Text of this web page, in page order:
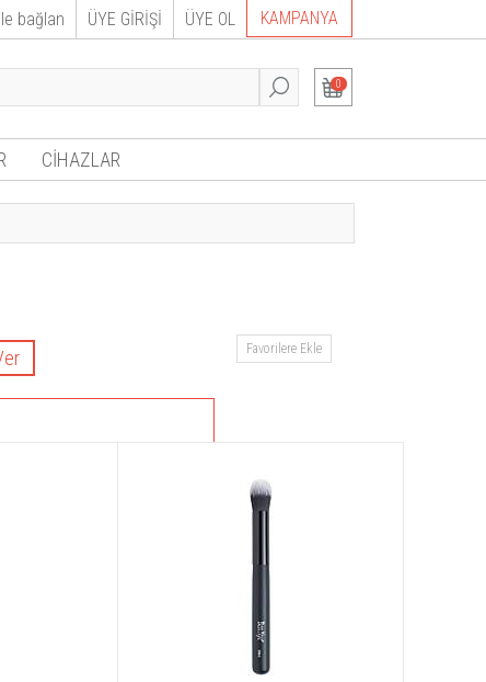
KAMPANYA
ile bağlan ÜYE GİRİŞİ ÜYE OL
0
CİHAZLAR
Favorilere Ekle